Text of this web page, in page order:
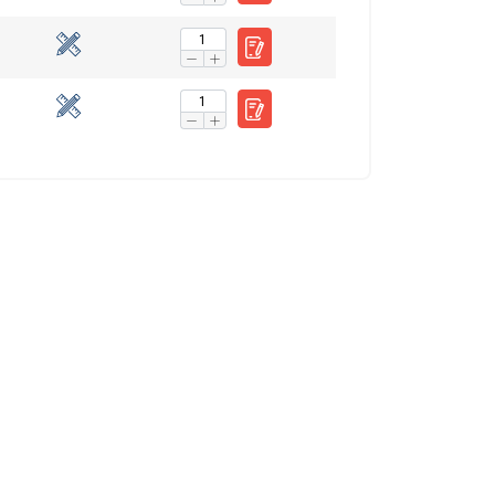
Werbe- und
Privacy Policy